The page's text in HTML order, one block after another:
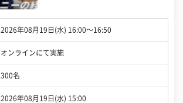
2026年08月19日(水) 16:00〜16:50
オンラインにて実施
300名
2026年08月19日(水) 15:00